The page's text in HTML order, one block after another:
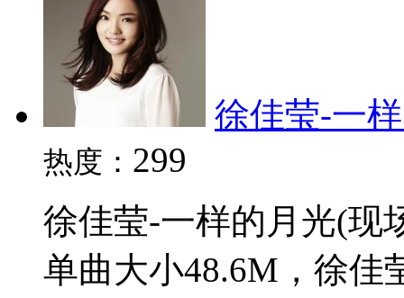
徐佳莹-一
热度： 299
徐佳莹-一样的月光(现
单曲大小48.6M，徐佳